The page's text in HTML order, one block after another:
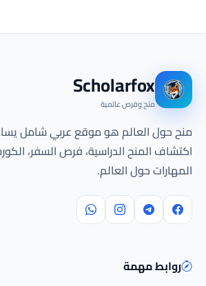
Scholarfox
منح وفرص عالمية
منح حول العالم هو موقع عربي شامل
اكتشاف المنح الدراسية، فرص السفر،
المهارات حول العالم.
روابط مهمة